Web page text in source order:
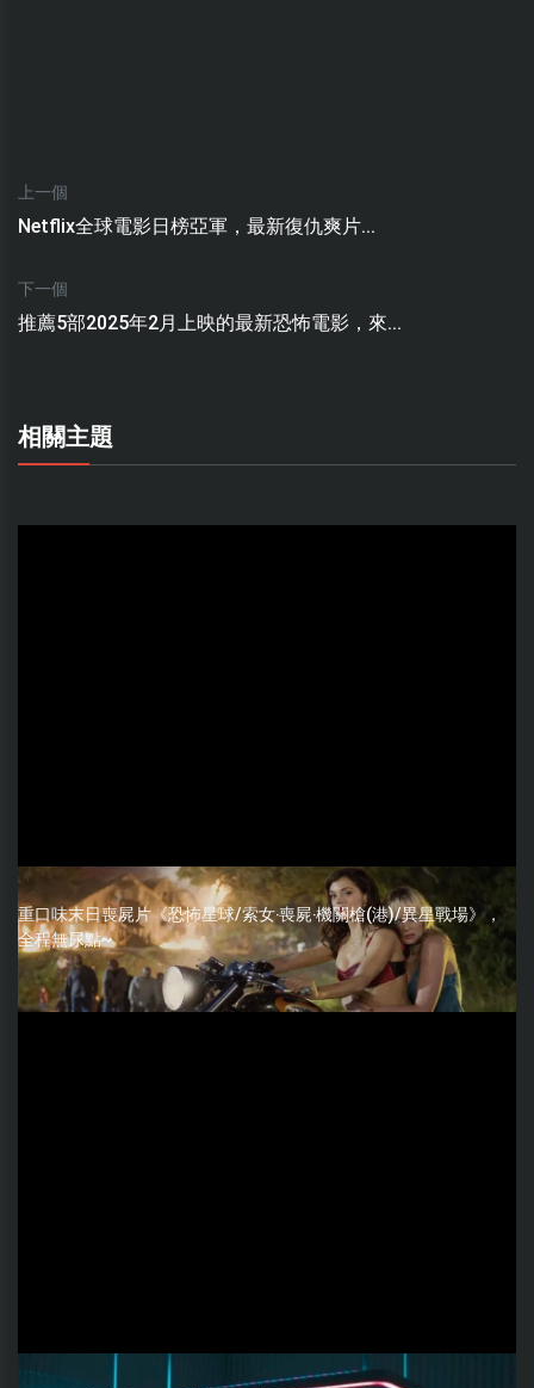
上一個
Netflix全球電影日榜亞軍，最新復仇爽片...
下一個
推薦5部2025年2月上映的最新恐怖電影，來...
相關主題
重口味末日喪屍片《恐怖星球/索女‧喪屍‧機關槍(港)/異星戰場》，
全程無尿點~